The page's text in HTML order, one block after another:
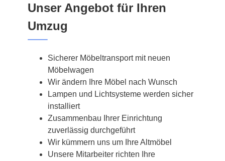
Unser Angebot für Ihren
Umzug
Sicherer Möbeltransport mit neuen
Möbelwagen
Wir ändern Ihre Möbel nach Wunsch
Lampen und Lichtsysteme werden sicher
installiert
Zusammenbau Ihrer Einrichtung
zuverlässig durchgeführt
Wir kümmern uns um Ihre Altmöbel
Unsere Mitarbeiter richten Ihre